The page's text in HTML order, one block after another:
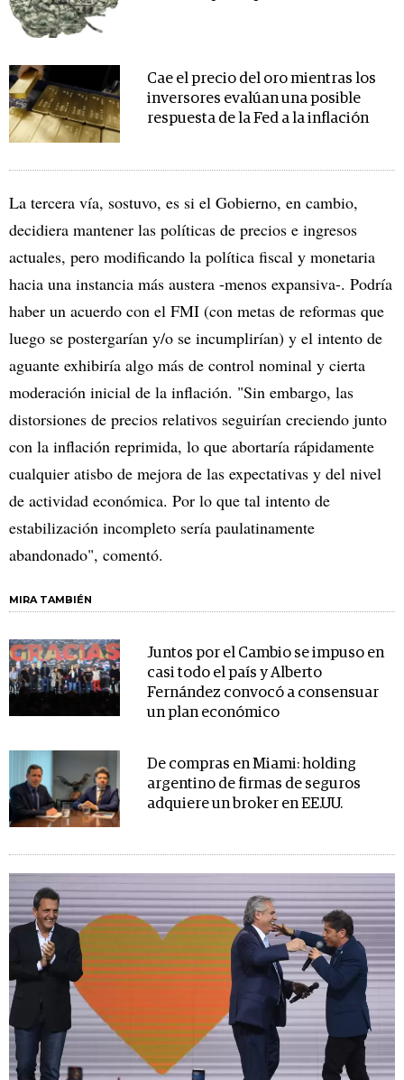
Cae el precio del oro mientras los
inversores evalúan una posible
respuesta de la Fed a la inflación
La tercera vía, sostuvo, es si el Gobierno, en cambio,
decidiera mantener las políticas de precios e ingresos
actuales, pero modificando la política fiscal y monetaria
hacia una instancia más austera -menos expansiva-. Podría
haber un acuerdo con el FMI (con metas de reformas que
luego se postergarían y/o se incumplirían) y el intento de
aguante exhibiría algo más de control nominal y cierta
moderación inicial de la inflación. "Sin embargo, las
distorsiones de precios relativos seguirían creciendo junto
con la inflación reprimida, lo que abortaría rápidamente
cualquier atisbo de mejora de las expectativas y del nivel
de actividad económica. Por lo que tal intento de
estabilización incompleto sería paulatinamente
abandonado", comentó.
MIRA TAMBIÉN
Juntos por el Cambio se impuso en
casi todo el país y Alberto
Fernández convocó a consensuar
un plan económico
De compras en Miami: holding
argentino de firmas de seguros
adquiere un broker en EE.UU.